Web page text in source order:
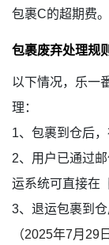
包裹C的超期费。
包裹废弃处理规
以下情况，乐一
理：
1、包裹到仓后
2、用户已通过
运系统可直接在
3、退运包裹到
（2025年7月29